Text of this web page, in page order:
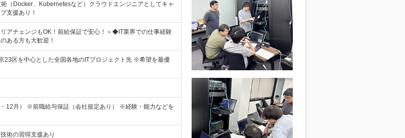
（Docker、Kubernetesなど）クラウドエンジニアとしてキャ
支援あり！
アチェンジもOK！前給保証で安心！＞◆IT業界での仕事経験
ある方も大歓迎！
区を中心とした全国各地のITプロジェクト先 ※希望を最優
12月） ※前職給与保証（会社規定あり） ※経験・能力などを
術の習得支援あり